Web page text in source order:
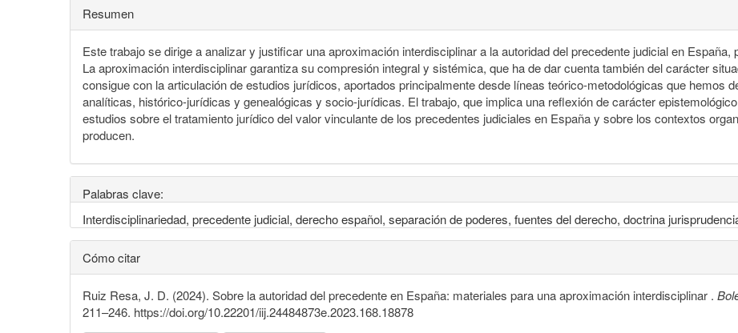
Resumen
Este trabajo se dirige a analizar y justificar una aproximación interdisciplinar a la autoridad del precedente judicial en
La aproximación interdisciplinar garantiza su compresión integral y sistémica, que ha de dar cuenta también del carácter
consigue con la articulación de estudios jurídicos, aportados principalmente desde líneas teórico-metodológicas que hemos
analíticas, histórico-jurídicas y genealógicas y socio-jurídicas. El trabajo, que implica una reflexión de carácter
estudios sobre el tratamiento jurídico del valor vinculante de los precedentes judiciales en España y sobre los contextos
producen.
Palabras clave:
Interdisciplinariedad, precedente judicial, derecho español, separación de poderes, fuentes del derecho, doctrina
Cómo citar
Ruiz Resa, J. D. (2024). Sobre la autoridad del precedente en España: materiales para una aproximación interdisciplinar .
211–246. https://doi.org/10.22201/iij.24484873e.2023.168.18878